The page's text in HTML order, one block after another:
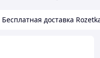
Бесплатная доставка